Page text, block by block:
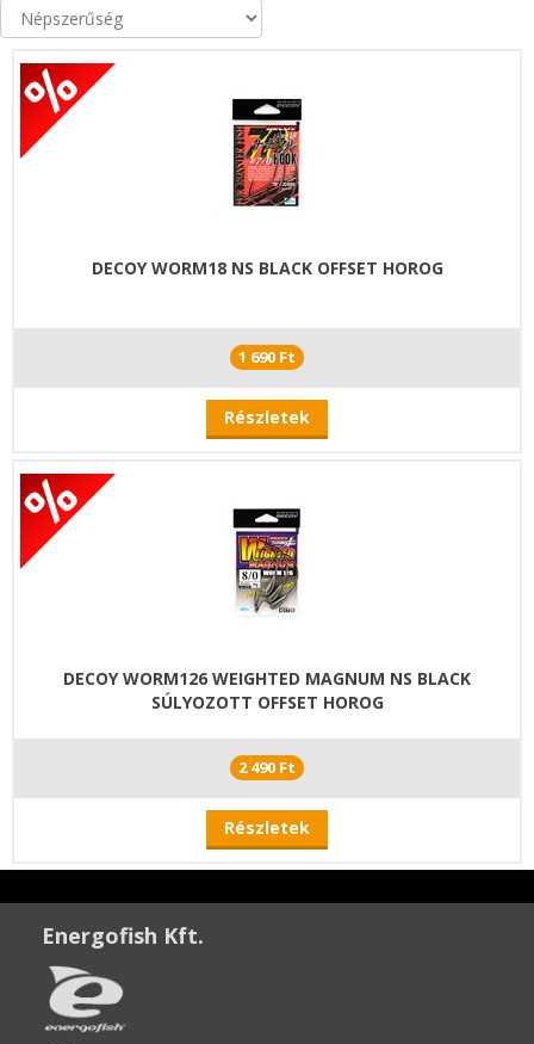
DECOY WORM18 NS BLACK OFFSET HOROG
1 690 Ft
Részletek
DECOY WORM126 WEIGHTED MAGNUM NS BLACK
SÚLYOZOTT OFFSET HOROG
2 490 Ft
Részletek
Energofish Kft.